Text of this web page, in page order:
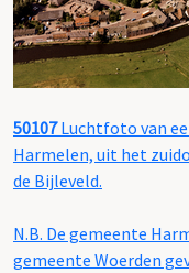
50107Luchtfoto van
Harmelen, uit het
de Bijleveld.
N.B. De gemeente
gemeente Woerden